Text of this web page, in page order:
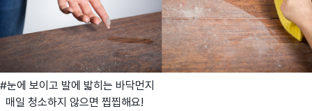
#눈에 보이고 발에 밟히는 바닥먼지
매일 청소하지 않으면 찝찝해요!